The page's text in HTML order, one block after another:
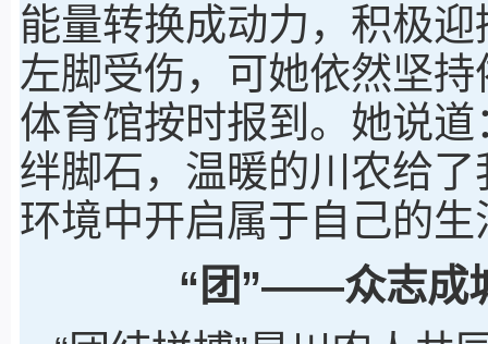
能量转换成动力，积极
左脚受伤，可她依然坚
体育馆按时报到。她说
绊脚石，温暖的川农给
环境中开启属于自己的生
“团”——众志成